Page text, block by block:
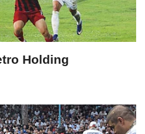
Holding